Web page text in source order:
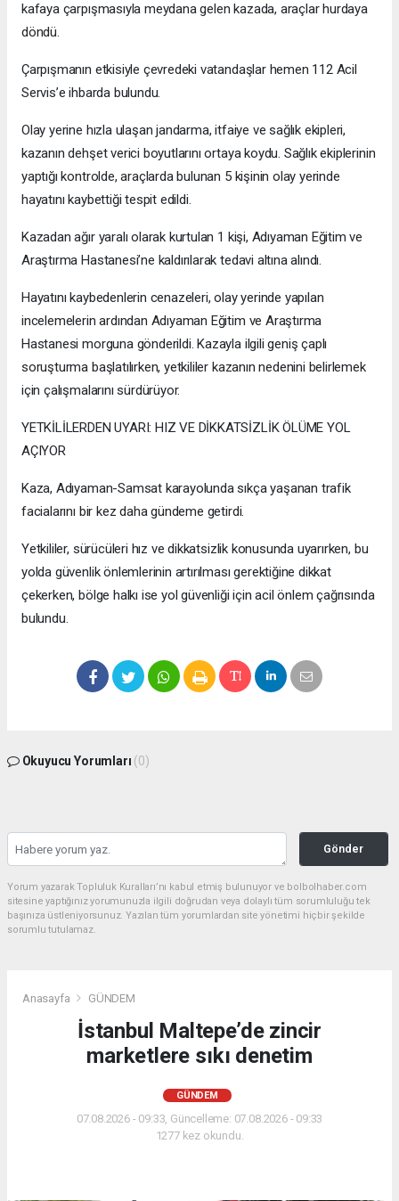
kafaya çarpışmasıyla meydana gelen kazada, araçlar hurdaya
döndü.
Çarpışmanın etkisiyle çevredeki vatandaşlar hemen 112 Acil
Servis’e ihbarda bulundu.
Olay yerine hızla ulaşan jandarma, itfaiye ve sağlık ekipleri,
kazanın dehşet verici boyutlarını ortaya koydu. Sağlık ekiplerinin
yaptığı kontrolde, araçlarda bulunan 5 kişinin olay yerinde
hayatını kaybettiği tespit edildi.
Kazadan ağır yaralı olarak kurtulan 1 kişi, Adıyaman Eğitim ve
Araştırma Hastanesi’ne kaldırılarak tedavi altına alındı.
Hayatını kaybedenlerin cenazeleri, olay yerinde yapılan
incelemelerin ardından Adıyaman Eğitim ve Araştırma
Hastanesi morguna gönderildi. Kazayla ilgili geniş çaplı
soruşturma başlatılırken, yetkililer kazanın nedenini belirlemek
için çalışmalarını sürdürüyor.
YETKİLİLERDEN UYARI: HIZ VE DİKKATSİZLİK ÖLÜME YOL
AÇIYOR
Kaza, Adıyaman-Samsat karayolunda sıkça yaşanan trafik
facialarını bir kez daha gündeme getirdi.
Yetkililer, sürücüleri hız ve dikkatsizlik konusunda uyarırken, bu
yolda güvenlik önlemlerinin artırılması gerektiğine dikkat
çekerken, bölge halkı ise yol güvenliği için acil önlem çağrısında
bulundu.
Okuyucu Yorumları (0)
Gönder
Yorum yazarak Topluluk Kuralları’nı kabul etmiş bulunuyor ve bolbolhaber.com
sitesine yaptığınız yorumunuzla ilgili doğrudan veya dolaylı tüm sorumluluğu tek
başınıza üstleniyorsunuz. Yazılan tüm yorumlardan site yönetimi hiçbir şekilde
sorumlu tutulamaz.
Anasayfa GÜNDEM
İstanbul Maltepe’de zincir
marketlere sıkı denetim
GÜNDEM
07.08.2026 - 09:33, Güncelleme: 07.08.2026 - 09:33
1277 kez okundu.